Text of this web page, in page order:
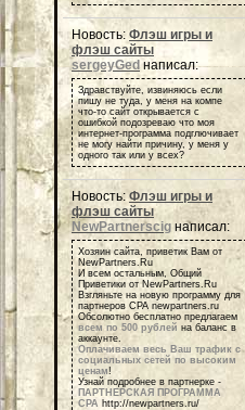
Новость: Флэш игры и
флэш сайты
sergeyGedнаписал:
Здравствуйте, извиняюсь если
пишу не туда, у меня на компе
что-то сайт открывается с
ошибкой подозреваю что моя
интернет-программа подглючивает
не могу найти причину, у меня у
одного так или у всех?
Новость:Флэш игры и
флэш сайты
NewPartnerscig написал:
Хозяин сайта, приветик Вам от
NewPartners.Ru
И всем остальным, Общий
Приветики от NewPartners.Ru
Взгляньте на новую программу для
партнеров СРА newpartners.ru
Обсолютно бесплатно предлагаем
всем по 500 рублей на баланс в
аккаунте.
Оплачиваем весь Ваш трафик с
социальных сетей по высоким
ценам!
Узнай подробнее в партнерке -
ПАРТНЕРСКАЯ ПРОГРАММА
СРА http://newpartners.ru/